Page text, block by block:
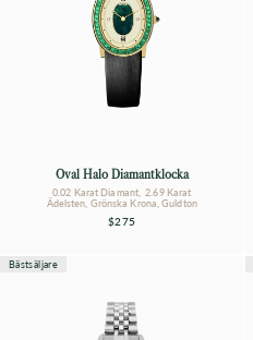
Oval Halo Diamantklocka
0.02 Karat Diamant, 2.69 Karat
Ädelsten, Grönska Krona, Guldton
$275
Bästsäljare